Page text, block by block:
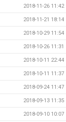
2018-11-26 11:42
2018-11-21 18:14
2018-10-29 11:54
2018-10-26 11:31
2018-10-11 22:44
2018-10-11 11:37
2018-09-24 11:47
2018-09-13 11:35
2018-09-10 10:07